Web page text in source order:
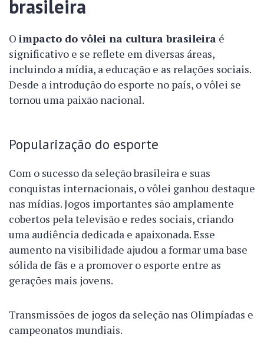
brasileira
O impacto do vôlei na cultura brasileira é
significativo e se reflete em diversas áreas,
incluindo a mídia, a educação e as relações sociais.
Desde a introdução do esporte no país, o vôlei se
tornou uma paixão nacional.
Popularização do esporte
Com o sucesso da seleção brasileira e suas
conquistas internacionais, o vôlei ganhou destaque
nas mídias. Jogos importantes são amplamente
cobertos pela televisão e redes sociais, criando
uma audiência dedicada e apaixonada. Esse
aumento na visibilidade ajudou a formar uma base
sólida de fãs e a promover o esporte entre as
gerações mais jovens.
Transmissões de jogos da seleção nas Olimpíadas e
campeonatos mundiais.